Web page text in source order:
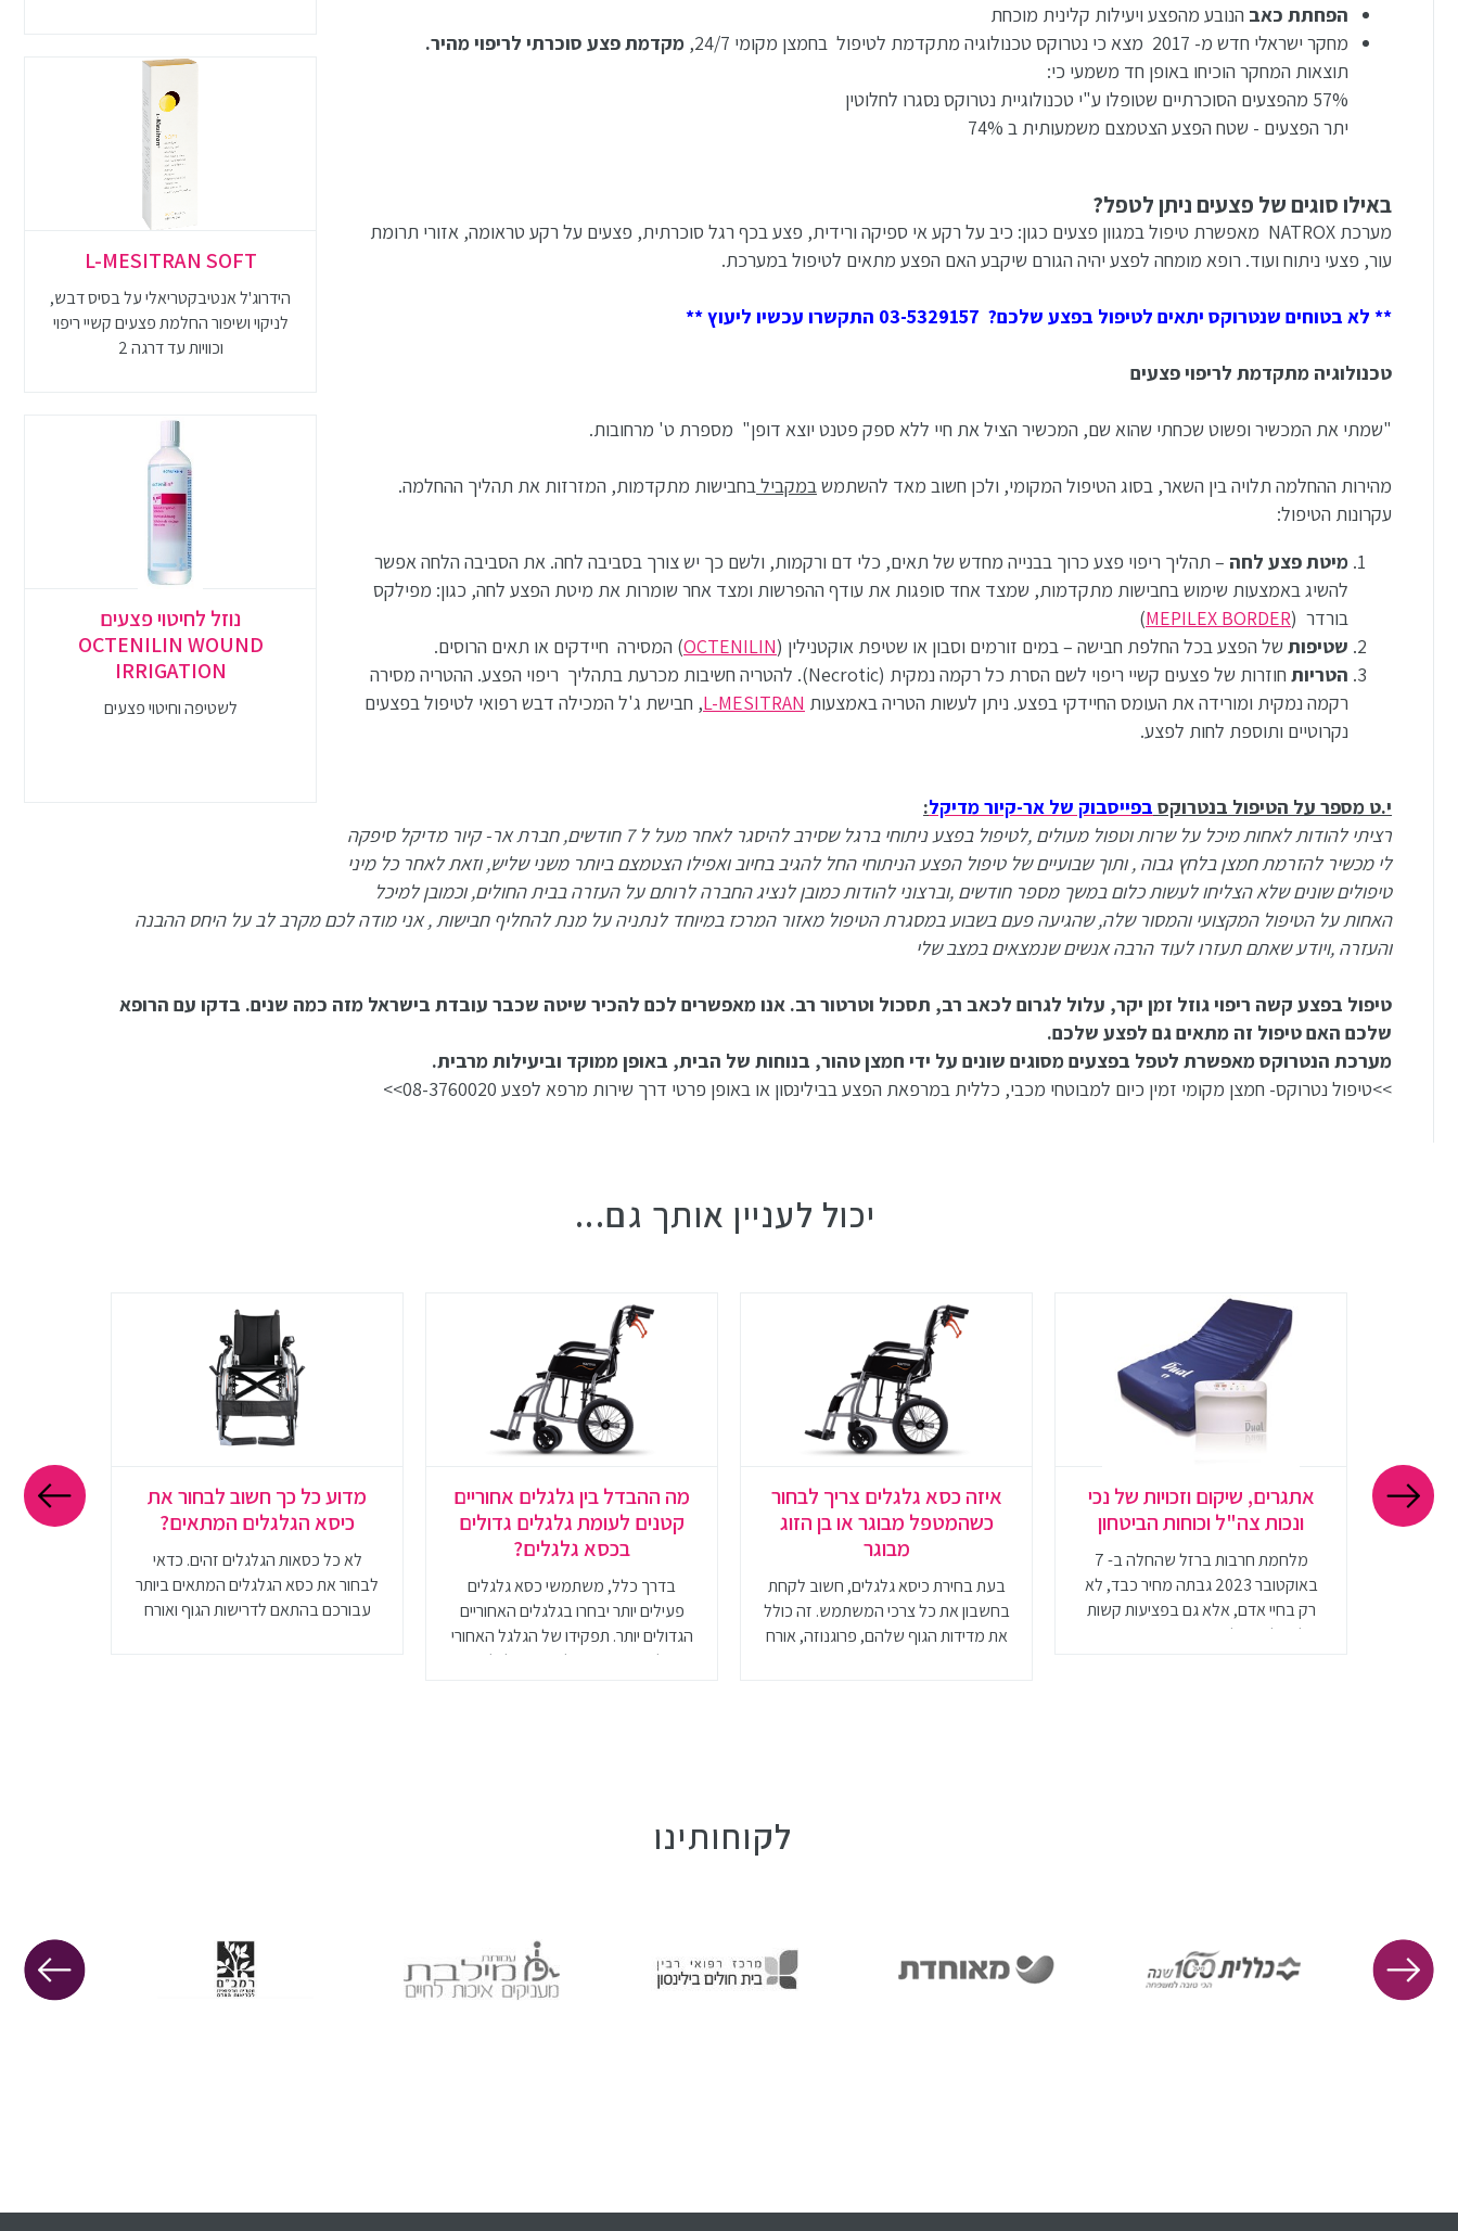
L-MESITRAN SOFT
הידרוג'ל אנטיבקטריאלי על בסיס דבש,
לניקוי ושיפור החלמת פצעים קשיי ריפוי
וכוויות עד דרגה 2
נוזל לחיטוי פצעים
OCTENILIN WOUND
IRRIGATION
לשטיפה וחיטוי פצעים
הפחתת כאב הנובע מהפצע ויעילות קלינית מוכחת
מחקר ישראלי חדש מ- 2017 מצא כי נטרוקס טכנולוגיה מתקדמת לטיפול בחמצן מקומי 24/7,
מקדמת פצע סוכרתי לריפוי מהיר.
תוצאות המחקר הוכיחו באופן חד משמעי כי:
57% מהפצעים הסוכרתיים שטופלו ע"י טכנולוגיית נטרוקס נסגרו לחלוטין
יתר הפצעים - שטח הפצע הצטמצם משמעותית ב 74%
באילו סוגים של פצעים ניתן לטפל?
מערכת NATROX מאפשרת טיפול במגוון פצעים כגון: כיב על רקע אי ספיקה ורידית, פצע בכף רגל סוכרתית, פצעים על רקע טראומה, אזורי תרומת
עור, פצעי ניתוח ועוד. רופא מומחה לפצע יהיה הגורם שיקבע האם הפצע מתאים לטיפול במערכת.
** לא בטוחים שנטרוקס יתאים לטיפול בפצע שלכם? 03-5329157 התקשרו עכשיו ליעוץ **
טכנולוגיה מתקדמת לריפוי פצעים
"שמתי את המכשיר ופשוט שכחתי שהוא שם, המכשיר הציל את חיי ללא ספק פטנט יוצא דופן" מספרת ט' מרחובות.
מהירות ההחלמה תלויה בין השאר, בסוג הטיפול המקומי, ולכן חשוב מאד להשתמשבמקבילבחבישות מתקדמות, המזרזות את תהליך ההחלמה.
עקרונות הטיפול:
מיטת פצע לחה – תהליך ריפוי פצע כרוך בבנייה מחדש של תאים, כלי דם ורקמות, ולשם כך יש צורך בסביבה לחה. את הסביבה הלחה אפשר
להשיג באמצעות שימוש בחבישות מתקדמות, שמצד אחד סופגות את עודף ההפרשות ומצד אחר שומרות את מיטת הפצע לחה, כגון: מפילקס
בורדר (MEPILEX BORDER
)
שטיפות של הפצע בכל החלפת חבישה – במים זורמים וסבון או שטיפת אוקטנילין (OCTENILIN) המסירה חיידקים או תאים הרוסים.
הטריות
חוזרות של פצעים קשיי ריפוי לשם הסרת כל רקמה נמקית (Necrotic). להטריה חשיבות מכרעת בתהליך ריפוי הפצע. ההטריה מסירה
רקמה נמקית ומורידה את העומס החיידקי בפצע. ניתן לעשות הטריה באמצעות L-MESITRAN, חבישת ג'ל המכילה דבש רפואי לטיפול בפצעים
נקרוטיים ותוספת לחות לפצע.
י.ט מספר על הטיפול בנטרוקס בפייסבוק של אר-קיור מדיקל:
רציתי להודות לאחות מיכל על שרות וטפול מעולים ,לטיפול בפצע ניתוחי ברגל שסירב להיסגר לאחר מעל ל 7 חודשים, חברת אר- קיור מדיקל סיפקה
לי מכשיר להזרמת חמצן בלחץ גבוה , ותוך שבועיים של טיפול הפצע הניתוחי החל להגיב בחיוב ואפילו הצטמצם ביותר משני שליש, וזאת לאחר כל מיני
טיפולים שונים שלא הצליחו לעשות כלום במשך מספר חודשים ,וברצוני להודות כמובן לנציג החברה לרותם על העזרה בבית החולים, וכמובן למיכל
האחות על הטיפול המקצועי והמסור שלה, שהגיעה פעם בשבוע במסגרת הטיפול מאזור המרכז במיוחד לנתניה על מנת להחליף חבישות , אני מודה לכם מקרב לב על היחס ההבנה
והעזרה ,ויודע שאתם תעזרו לעוד הרבה אנשים שנמצאים במצב שלי
טיפול בפצע קשה ריפוי גוזל זמן יקר, עלול לגרום לכאב רב, תסכול וטרטור רב. אנו מאפשרים לכם להכיר שיטה שכבר עובדת בישראל מזה כמה שנים. בדקו עם הרופא
שלכם האם טיפול זה מתאים גם לפצע שלכם.
מערכת הנטרוקס מאפשרת לטפל בפצעים מסוגים שונים על ידי חמצן טהור, בנוחות של הבית, באופן ממוקד וביעילות מרבית.
>>טיפול נטרוקס- חמצן מקומי זמין כיום למבוטחי מכבי, כללית במרפאת הפצע בבילינסון או באופן פרטי דרך שירות מרפא לפצע 08-3760020>>
יכול לעניין אותך גם...
אתגרים, שיקום וזכויות של נכי
ונכות צה"ל וכוחות הביטחון
מלחמת חרבות ברזל שהחלה ב- 7
באוקטובר 2023 גבתה מחיר כבד, לא
רק בחיי אדם, אלא גם בפציעות קשות
של חיילי צה"ל ואנשי כוחות הבטחון. בין
איזה כסא גלגלים צריך לבחור
כשהמטפל מבוגר או בן הזוג
מבוגר
בעת בחירת כיסא גלגלים, חשוב לקחת
בחשבון את כל צרכי המשתמש. זה כולל
את מדידות הגוף שלהם, פרוגנוזה, אורח
מה ההבדל בין גלגלים אחוריים
קטנים לעומת גלגלים גדולים
בכסא גלגלים?
בדרך כלל, משתמשי כסא גלגלים
פעילים יותר יבחרו בגלגלים האחוריים
הגדולים יותר. תפקידו של הגלגל האחורי
הוא לאפשר יציבות לכיסא הגלגלים וגם
מדוע כל כך חשוב לבחור את
כיסא הגלגלים המתאים?
לא כל כסאות הגלגלים זהים. כדאי
לבחור את כסא הגלגלים המתאים ביותר
עבורכם בהתאם לדרישות הגוף ואורח
מזרון
לקוחותינו